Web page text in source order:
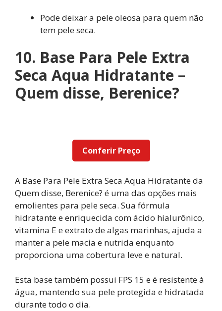
Pode deixar a pele oleosa para quem não
tem pele seca.
10. Base Para Pele Extra
Seca Aqua Hidratante –
Quem disse, Berenice?
Conferir Preço
A Base Para Pele Extra Seca Aqua Hidratante da
Quem disse, Berenice? é uma das opções mais
emolientes para pele seca. Sua fórmula
hidratante e enriquecida com ácido hialurônico,
vitamina E e extrato de algas marinhas, ajuda a
manter a pele macia e nutrida enquanto
proporciona uma cobertura leve e natural.
Esta base também possui FPS 15 e é resistente à
água, mantendo sua pele protegida e hidratada
durante todo o dia.